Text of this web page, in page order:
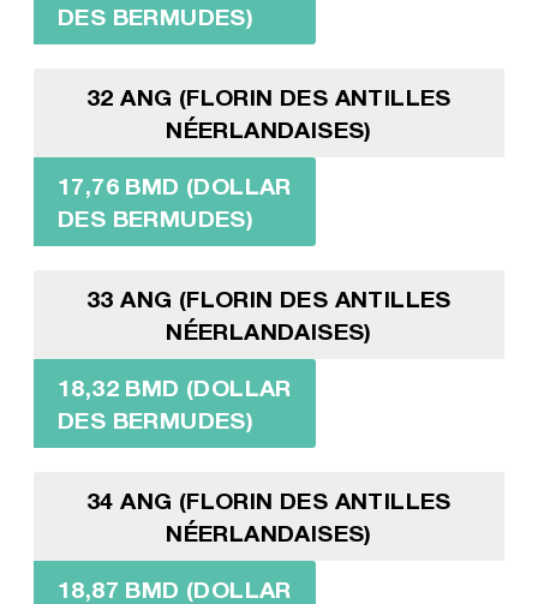
DES BERMUDES)
32 ANG (FLORIN DES ANTILLES
NÉERLANDAISES)
17,76 BMD (DOLLAR
DES BERMUDES)
33 ANG (FLORIN DES ANTILLES
NÉERLANDAISES)
18,32 BMD (DOLLAR
DES BERMUDES)
34 ANG (FLORIN DES ANTILLES
NÉERLANDAISES)
18,87 BMD (DOLLAR